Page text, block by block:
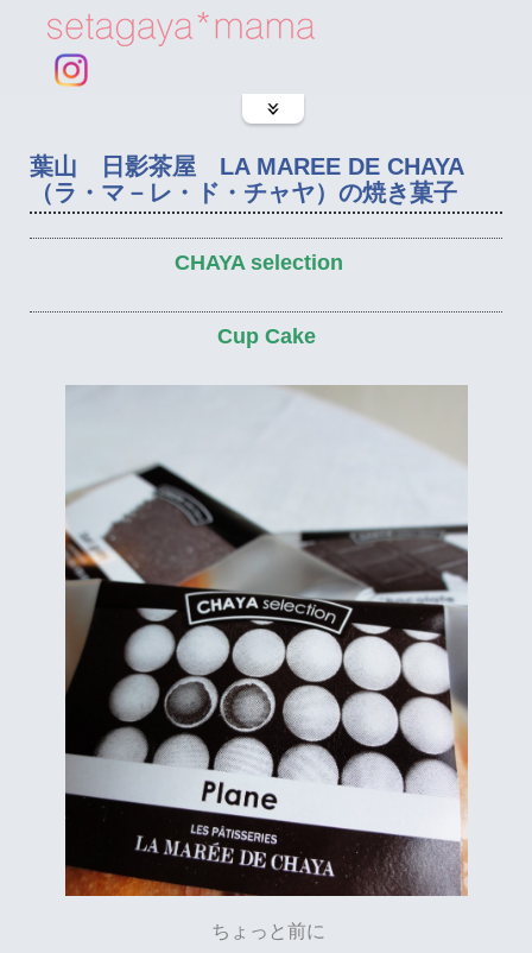
葉山 日影茶屋 LA MAREE DE CHAYA
（ラ・マ－レ・ド・チャヤ）の焼き菓子
CHAYA selection
Cup Cake
ちょっと前に